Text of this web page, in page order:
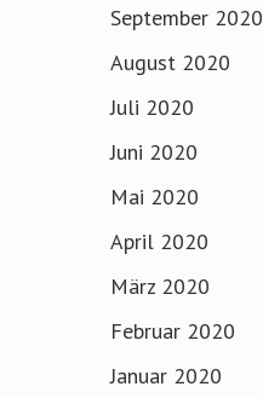
September 2020
August 2020
Juli 2020
Juni 2020
Mai 2020
April 2020
März 2020
Februar 2020
Januar 2020